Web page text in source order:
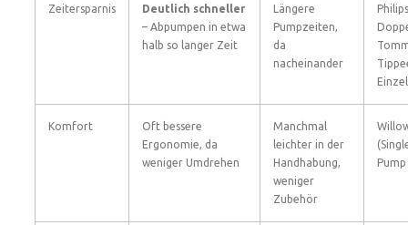
Zeitersparnis
Deutlich schneller
– Abpumpen in etwa
halb so langer Zeit
Längere
Pumpzeiten,
da
nacheinander
Komfort
Oft bessere
Ergonomie, da
weniger Umdrehen
Manchmal
leichter in der
Handhabung,
weniger
Zubehör